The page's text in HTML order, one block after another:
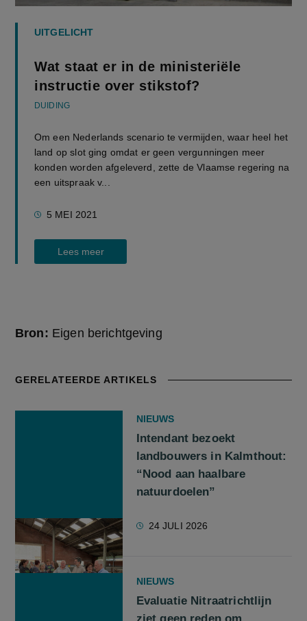
UITGELICHT
Wat staat er in de ministeriële
instructie over stikstof?
DUIDING
Om een Nederlands scenario te vermijden, waar heel het
land op slot ging omdat er geen vergunningen meer
konden worden afgeleverd, zette de Vlaamse regering na
een uitspraak v...
5 MEI 2021
Lees meer
Bron: Eigen berichtgeving
GERELATEERDE ARTIKELS
NIEUWS
Intendant bezoekt
landbouwers in Kalmthout:
“Nood aan haalbare
natuurdoelen”
24 JULI 2026
NIEUWS
Evaluatie Nitraatrichtlijn